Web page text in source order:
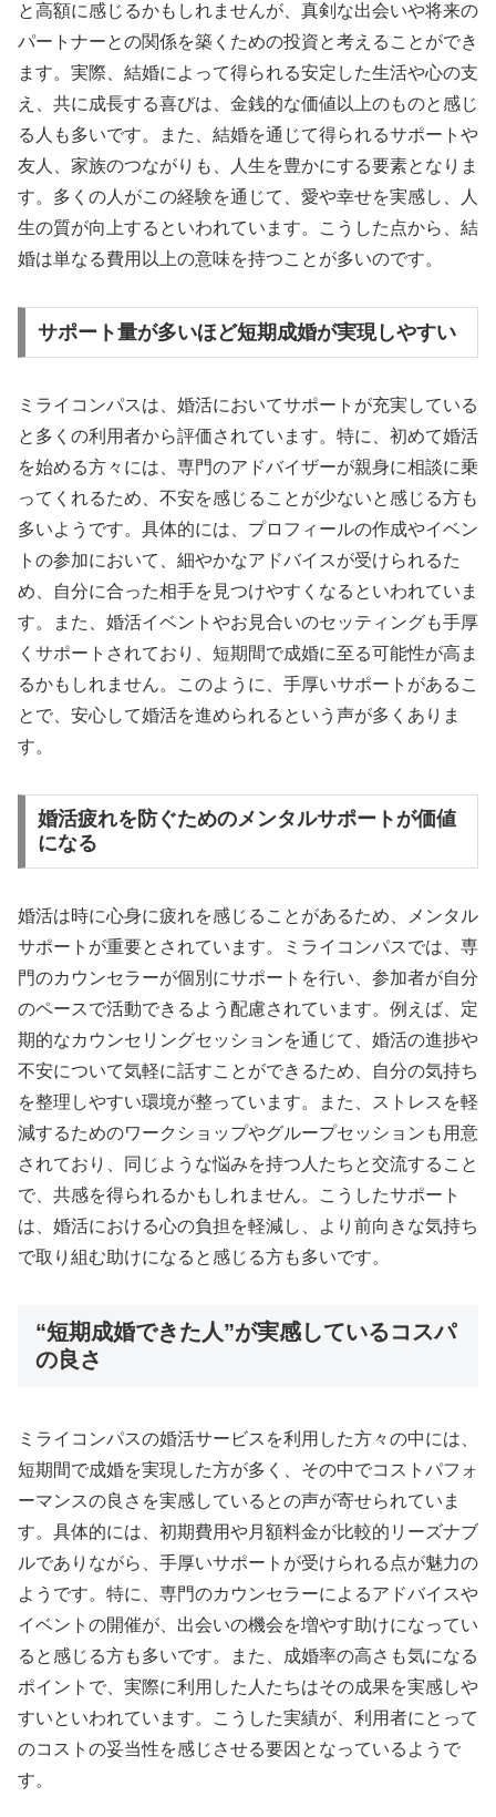
と高額に感じるかもしれませんが、真剣な出会いや将来の
パートナーとの関係を築くための投資と考えることができ
ます。実際、結婚によって得られる安定した生活や心の支
え、共に成長する喜びは、金銭的な価値以上のものと感じ
る人も多いです。また、結婚を通じて得られるサポートや
友人、家族のつながりも、人生を豊かにする要素となりま
す。多くの人がこの経験を通じて、愛や幸せを実感し、人
生の質が向上するといわれています。こうした点から、結
婚は単なる費用以上の意味を持つことが多いのです。
サポート量が多いほど短期成婚が実現しやすい
ミライコンパスは、婚活においてサポートが充実している
と多くの利用者から評価されています。特に、初めて婚活
を始める方々には、専門のアドバイザーが親身に相談に乗
ってくれるため、不安を感じることが少ないと感じる方も
多いようです。具体的には、プロフィールの作成やイベン
トの参加において、細やかなアドバイスが受けられるた
め、自分に合った相手を見つけやすくなるといわれていま
す。また、婚活イベントやお見合いのセッティングも手厚
くサポートされており、短期間で成婚に至る可能性が高ま
るかもしれません。このように、手厚いサポートがあるこ
とで、安心して婚活を進められるという声が多くありま
す。
婚活疲れを防ぐためのメンタルサポートが価値
になる
婚活は時に心身に疲れを感じることがあるため、メンタル
サポートが重要とされています。ミライコンパスでは、専
門のカウンセラーが個別にサポートを行い、参加者が自分
のペースで活動できるよう配慮されています。例えば、定
期的なカウンセリングセッションを通じて、婚活の進捗や
不安について気軽に話すことができるため、自分の気持ち
を整理しやすい環境が整っています。また、ストレスを軽
減するためのワークショップやグループセッションも用意
されており、同じような悩みを持つ人たちと交流すること
で、共感を得られるかもしれません。こうしたサポート
は、婚活における心の負担を軽減し、より前向きな気持ち
で取り組む助けになると感じる方も多いです。
“短期成婚できた人”が実感しているコスパ
の良さ
ミライコンパスの婚活サービスを利用した方々の中には、
短期間で成婚を実現した方が多く、その中でコストパフォ
ーマンスの良さを実感しているとの声が寄せられていま
す。具体的には、初期費用や月額料金が比較的リーズナブ
ルでありながら、手厚いサポートが受けられる点が魅力の
ようです。特に、専門のカウンセラーによるアドバイスや
イベントの開催が、出会いの機会を増やす助けになってい
ると感じる方も多いです。また、成婚率の高さも気になる
ポイントで、実際に利用した人たちはその成果を実感しや
すいといわれています。こうした実績が、利用者にとって
のコストの妥当性を感じさせる要因となっているようで
す。